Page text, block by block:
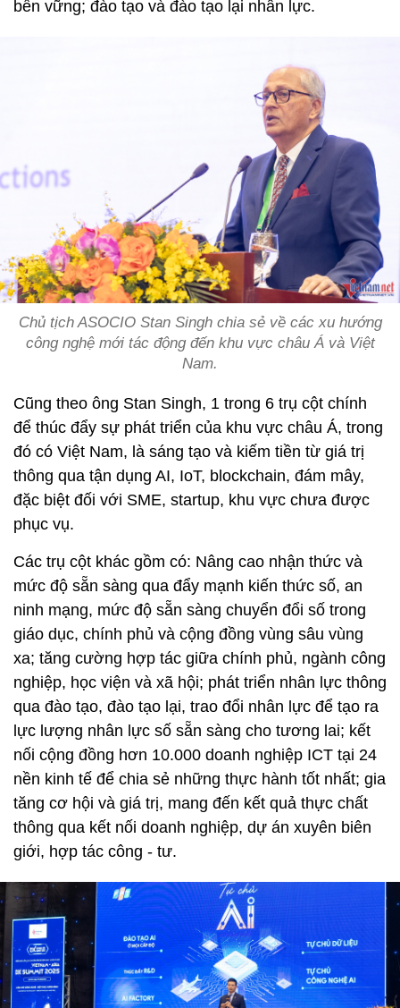
bền vững; đào tạo và đào tạo lại nhân lực.
Chủ tịch ASOCIO Stan Singh chia sẻ về các xu hướng
công nghệ mới tác động đến khu vực châu Á và Việt
Nam.
Cũng theo ông Stan Singh, 1 trong 6 trụ cột chính
để thúc đẩy sự phát triển của khu vực châu Á, trong
đó có Việt Nam, là sáng tạo và kiếm tiền từ giá trị
thông qua tận dụng AI, IoT, blockchain, đám mây,
đặc biệt đối với SME, startup, khu vực chưa được
phục vụ.
Các trụ cột khác gồm có: Nâng cao nhận thức và
mức độ sẵn sàng qua đẩy mạnh kiến thức số, an
ninh mạng, mức độ sẵn sàng chuyển đổi số trong
giáo dục, chính phủ và cộng đồng vùng sâu vùng
xa; tăng cường hợp tác giữa chính phủ, ngành công
nghiệp, học viện và xã hội; phát triển nhân lực thông
qua đào tạo, đào tạo lại, trao đổi nhân lực để tạo ra
lực lượng nhân lực số sẵn sàng cho tương lai; kết
nối cộng đồng hơn 10.000 doanh nghiệp ICT tại 24
nền kinh tế để chia sẻ những thực hành tốt nhất; gia
tăng cơ hội và giá trị, mang đến kết quả thực chất
thông qua kết nối doanh nghiệp, dự án xuyên biên
giới, hợp tác công - tư.